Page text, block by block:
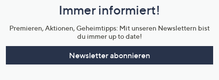
Unternehmensinformationen
Immer informiert!
Premieren, Aktionen, Geheimtipps: Mit unseren Newslettern bist
du immer up to date!
Newsletter abonnieren